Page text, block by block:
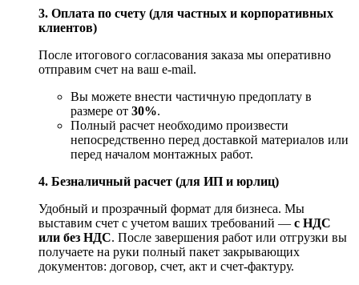
3. Оплата по счету (для частных и корпоративных
клиентов)
После итогового согласования заказа мы оперативно
отправим счет на ваш e‑mail.
Вы можете внести частичную предоплату в
размере от 30%.
Полный расчет необходимо произвести
непосредственно перед доставкой материалов или
перед началом монтажных работ.
4. Безналичный расчет (для ИП и юрлиц)
Удобный и прозрачный формат для бизнеса. Мы
выставим счет с учетом ваших требований — с НДС
или без НДС. После завершения работ или отгрузки вы
получаете на руки полный пакет закрывающих
документов: договор, счет, акт и счет‑фактуру.